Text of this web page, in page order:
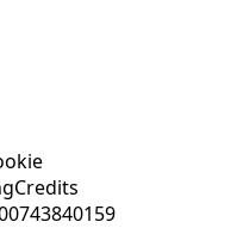
Credits